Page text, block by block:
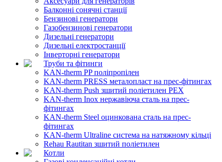
Балконні сонячні станції
Бензинові генератори
Газобензинові генератори
Дизельні генератори
Дизельні електростанції
Інверторні генератори
Труби та фітинги
KAN-therm PP поліпропілен
KAN-therm PRESS металопласт на прес-фітингах
KAN-therm Push зшитий поліетилен PEX
KAN-therm Inox нержавіюча сталь на прес-
фітингах
KAN-therm Steel оцинкована сталь на прес-
фітингах
KAN-therm Ultraline система на натяжному кільці
Rehau Rautitan зшитий поліетилен
Котли